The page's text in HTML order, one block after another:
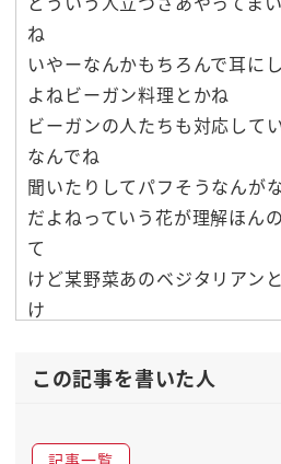
ね
いやーなんかもちろんで耳に
よねビーガン料理とかね
ビーガンの人たちも対応して
なんでね
聞いたりしてパフそうなんが
だよねっていう花が理解ほん
て
けど某野菜あのベジタリアン
け
ゲティぐらいの感じですか
この記事を書いた人
記事一覧